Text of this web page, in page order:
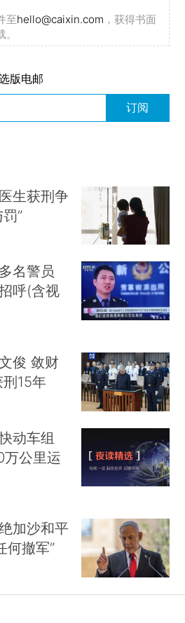
至hello@caixin.com ，获得书面
版电邮
订阅
生获刑争
”
名警员
呼(含视
俊 敛财
15年
动车组
公里运
加沙和平
何撤军”